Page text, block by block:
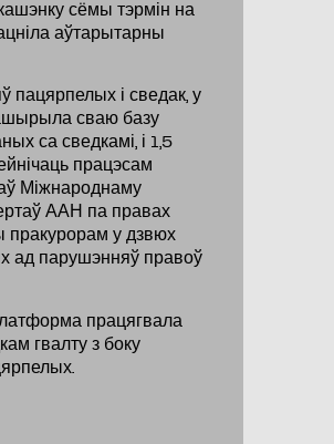
сёмы тэрмін на
аўтарытарны
і сведак, у
сваю базу
са сведкамі, і 1,5
працэсам
Міжнароднаму
ААН па правах
пракурорам у дзвюх
ад парушэнняў правоў
працягвала
гвалту з боку